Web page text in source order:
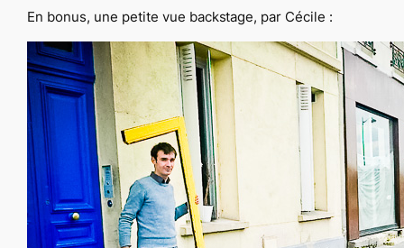
En bonus, une petite vue backstage, par Cécile :